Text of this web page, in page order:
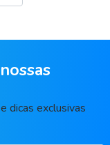
dicas exclusivas